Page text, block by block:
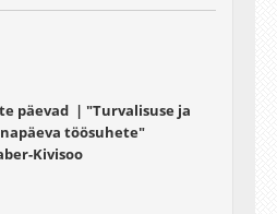
päevad | "Turvalisuse ja
töösuhete"
Kivisoo